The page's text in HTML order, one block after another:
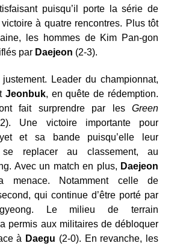
puisqu’il porte la série de
à quatre rencontres. Plus tôt
les hommes de Kim Pan-gon
par Daejeon (2-3).
justement. Leader du championnat,
Jeonbuk, en quête de rédemption.
fait surprendre par les Green
Une victoire importante pour
et sa bande puisqu’elle leur
replacer au classement, au
Avec un match en plus, Daejeon
menace. Notamment celle de
qui continue d’être porté par
gyeong. Le milieu de terrain
permis aux militaires de débloquer
à Daegu (2-0). En revanche, les